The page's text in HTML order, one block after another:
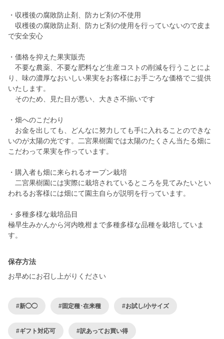
・収穫後の腐敗防止剤、防カビ剤の不使用
収穫後の腐敗防止剤、防カビ剤の使用を行っていないので皮ま
で安全安心
・価格を抑えた果実販売
不要な農薬、不要な肥料など生産コストの削減を行うことによ
り、味の濃厚なおいしい果実をお客様にお手ごろな価格でご提供
いたします。
そのため、見た目が悪い、大きさ不揃いです
・畑へのこだわり
お金を出しても、どんなに努力しても手に入れることのできな
いのが太陽の光です。二宮果樹園では太陽のたくさん当たる畑に
こだわって果実を作っています。
・購入者も畑に来られるオープン栽培
二宮果樹園には実際に栽培されているところを見てみたいとい
われるお客様には畑にて園主自らが説明を行っています。
・多種多様な栽培品目
極早生みかんから河内晩柑まで多種多様な品種を栽培していま
保存方法
お早めにお召し上がりください
#新◯◯ #固定種･在来種 #お試し/小サイズ
#ギフト対応可 #訳あってお買い得